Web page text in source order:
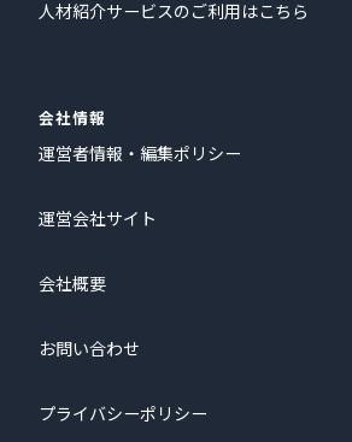
人材紹介サービスのご利用はこちら
会社情報
運営者情報・編集ポリシー
運営会社サイト
会社概要
お問い合わせ
プライバシーポリシー